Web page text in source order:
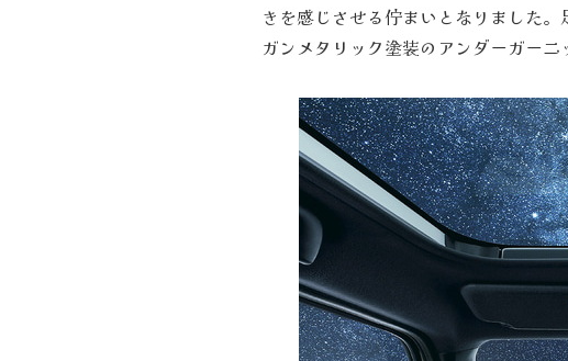
きを感じさせる佇まいとなりました
ガンメタリック塗装のアンダーガーニ